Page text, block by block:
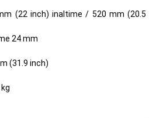
(22 inch) inaltime / 520 mm (20.5
24 mm
(31.9 inch)